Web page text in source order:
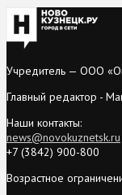
Учредитель — ООО
Главный редактор -
Наши контакты:
news@novokuznetsk.ru
+7 (3842) 900-800
Возрастное